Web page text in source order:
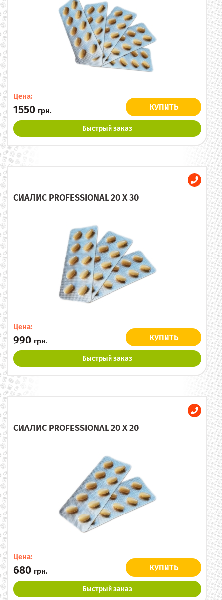
Цена:
1550 грн. КУПИТЬ
Быстрый заказ
СИАЛИС PROFESSIONAL 20 X 30
Цена:
990 грн. КУПИТЬ
Быстрый заказ
СИАЛИС PROFESSIONAL 20 X 20
Цена:
680 грн. КУПИТЬ
Быстрый заказ